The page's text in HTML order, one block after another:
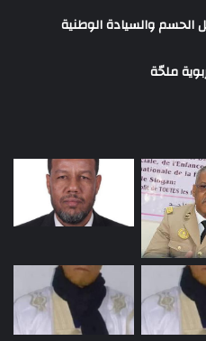
الحسم والسيادة الوطنية
ملحّة